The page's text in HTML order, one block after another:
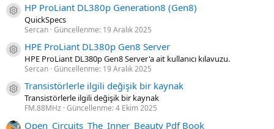
Kaynak ikon/amblem
HP ProLiant DL380p Generation8 (Gen8)
QuickSpecs
Sercan Güncellenme: 19 Aralık 2025
Kaynak ikon/amblem
HPE ProLiant DL380p Gen8 Server
HPE ProLiant DL380p Gen8 Server'a ait kullanıcı kılavuzu.
Sercan Güncellenme: 19 Aralık 2025
Kaynak ikon/amblem
Transistörlerle ilgili değişik bir kaynak
Transistörlerle ilgili değişik bir kaynak
FM.88MHz Güncellenme:4 Ekim 2025
Open_Circuits_The_Inner_Beauty Pdf Book